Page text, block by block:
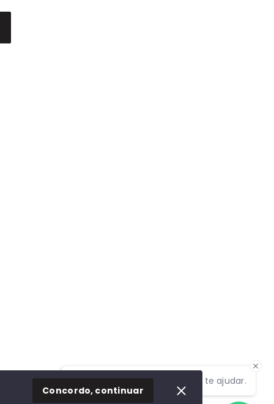
Olá! Estamos disponíveis para te ajudar.
Concordo, continuar